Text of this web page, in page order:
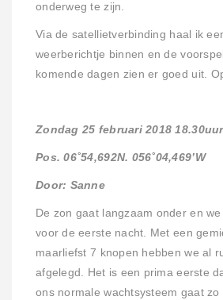
onderweg te zijn.
Via de satellietverbinding haal ik
weerberichtje binnen en de
komende dagen zien er goed uit.
Zondag 25 februari 2018 18.30uur
Pos. 06˚54,692N. 056˚04,469’W
Door: Sanne
De zon gaat langzaam onder en
voor de eerste nacht. Met een
maarliefst 7 knopen hebben we al
afgelegd. Het is een prima eerste
ons normale wachtsysteem gaat zo